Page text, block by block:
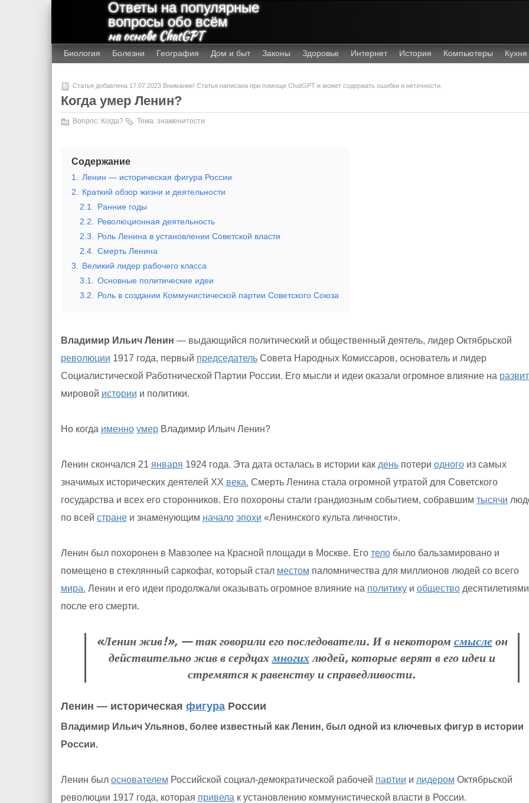
Ответы на популярные
вопросы обо всём
на основе ChatGPT
Биология Болезни География Дом и быт Законы Здоровье Интернет История Компьютеры Кухня
Статья добавлена 17.07.2023 Внимание! Статья написана при помощи ChatGPT и может содержать ошибки и неточности.
Когда умер Ленин?
Вопрос: Когда? Тема: знаменитости
Содержание
1.
Ленин — историческая фигура России
2.
Краткий обзор жизни и деятельности
2.1.
Ранние годы
2.2.
Революционная деятельность
2.3.
Роль Ленина в установлении Советской власти
2.4.
Смерть Ленина
3.
Великий лидер рабочего класса
3.1.
Основные политические идеи
3.2.
Роль в создании Коммунистической партии Советского Союза
Владимир Ильич Ленин — выдающийся политический и общественный деятель, лидер Октябрьской
революции 1917 года, первый председательСовета Народных Комиссаров, основатель и лидер
Социалистической Работнической Партии России. Его мысли и идеи оказали огромное влияние на
мировой истории и политики.
Но когда именно умерВладимир Ильич Ленин?
Ленин скончался 21 января 1924 года. Эта дата осталась в истории как деньпотери одногоиз самых
значимых исторических деятелей XX века. Смерть Ленина стала огромной утратой для Советского
государства и всех его сторонников. Его похороны стали грандиозным событием, собравшим тысячи
по всей странеи знаменующим начало эпохи «Ленинского культа личности».
Ленин был похоронен в Мавзолее на Красной площади в Москве. Его телобыло бальзамировано и
помещено в стеклянный саркофаг, который стал местом паломничества для миллионов людей со всего
мира. Ленин и его идеи продолжали оказывать огромное влияние на политикуи обществодесятилетиями
после его смерти.
«Ленин жив!», — так говорили его последователи. И в некотором смыслеон
действительно жив в сердцахмногихлюдей, которые верят в его идеи и
стремятся к равенству и справедливости.
Ленин — историческая фигураРоссии
Владимир Ильич Ульянов, более известный как Ленин, был одной из ключевых фигур в истории
России.
Ленин был основателем Российской социал-демократической рабочей партии и лидером Октябрьской
революции 1917 года, которая привела к установлению коммунистической власти в России.